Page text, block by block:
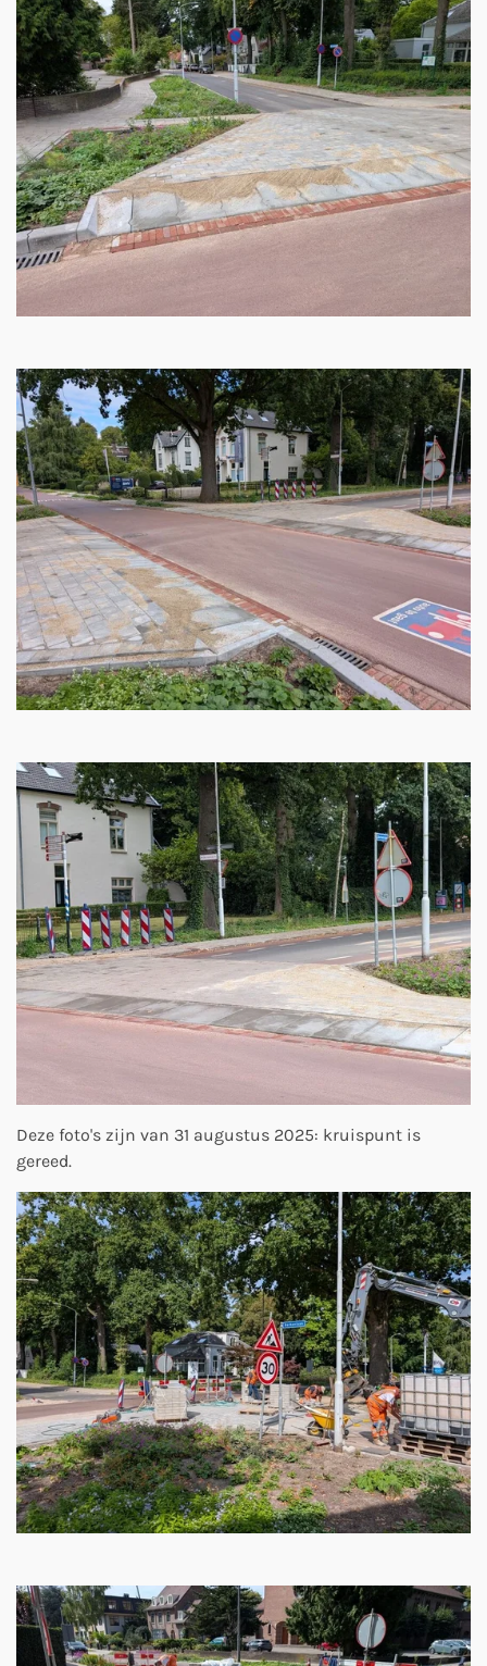
Deze foto's zijn van 31 augustus 2025: kruispunt is
gereed.